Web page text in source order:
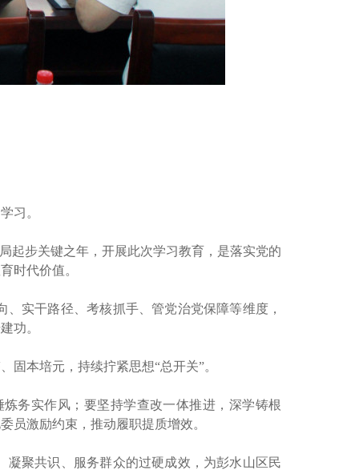
习。
起步关键之年，开展此次学习教育，是落实党的
时代价值。
实干路径、考核抓手、管党治党保障等维度，
功。
本培元，持续拧紧思想“总开关”。
务实作风；要坚持学查改一体推进，深学铸根
员激励约束，推动履职提质增效。
聚共识、服务群众的过硬成效，为彭水山区民